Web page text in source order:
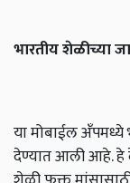
भारतीयशेळीच्या
या मोबाईल अँपमध्ये
देण्यात आली आहे.